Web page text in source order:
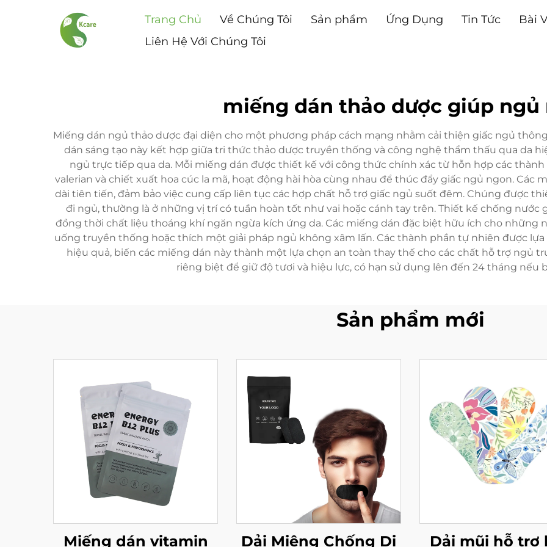
Trang Chủ Về Chúng Tôi Sản phẩm Ứng Dụng Tin Tức
Bài
Liên Hệ Với Chúng Tôi
miếng dán thảo dược giúp ngủ
Miếng dán ngủ thảo dược đại diện cho một phương pháp cách mạng nhằm cải thiện giấc ngủ
dán sáng tạo này kết hợp giữa tri thức thảo dược truyền thống và công nghệ thẩm thấu qua da
ngủ trực tiếp qua da. Mỗi miếng dán được thiết kế với công thức chính xác từ hỗn hợp các
valerian và chiết xuất hoa cúc la mã, hoạt động hài hòa cùng nhau để thúc đẩy giấc ngủ ngon. Các
dài tiên tiến, đảm bảo việc cung cấp liên tục các hợp chất hỗ trợ giấc ngủ suốt đêm. Chúng được
đi ngủ, thường là ở những vị trí có tuần hoàn tốt như vai hoặc cánh tay trên. Thiết kế chống
đồng thời chất liệu thoáng khí ngăn ngừa kích ứng da. Các miếng dán đặc biệt hữu ích cho những
uống truyền thống hoặc thích một giải pháp ngủ không xâm lấn. Các thành phần tự nhiên được
hiệu quả, biến các miếng dán này thành một lựa chọn an toàn thay thế cho các chất hỗ trợ ngủ
riêng biệt để giữ độ tươi và hiệu lực, có hạn sử dụng lên đến 24 tháng nếu
Sản phẩm mới
Miếng dán vitamin Dải Miệng Chống Dị Dải mũi hỗ trợ